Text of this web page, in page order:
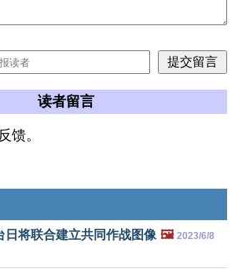
读者留言
馈。
日将联合建立共同作战图像 🖼️ 2023/6/8